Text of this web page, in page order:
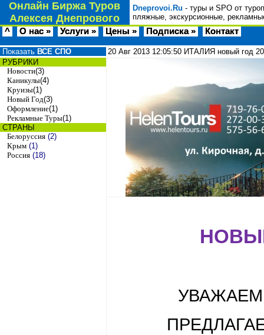
Онлайн Биржа Туров
Алексея Днепрового
Dneprovoi.Ru - туры и SPO от
пляжные, экскурсионные,
^ О нас » Услуги » Цены » Подписка » Контакт
Показать ВСЕ СПО
РУБРИКИ
Новости(3)
Каникулы(4)
Круизы(1)
Новый Год(3)
Оформление(1)
Рекламные Туры(1)
СТРАНЫ
Белоруссия (2)
Крым (1)
Россия (18)
20 Авг 2013 12:05:50 ИТАЛИЯ новый год